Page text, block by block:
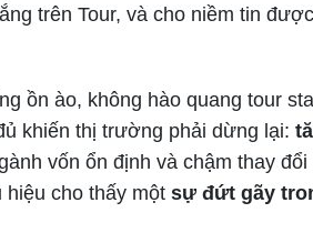
trên Tour, và cho niềm tin
ồn ào, không hào quang tour
khiến thị trường phải dừng lại:
vốn ổn định và chậm thay
hiệu cho thấy một sự đứt gãy